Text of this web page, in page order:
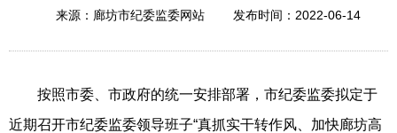
来源：廊坊市纪委监委网站 发布时间： 2022-06-14
按照市委、市政府的统一安排部署，市纪委监委拟定于
近期召开市纪委监委领导班子“真抓实干转作风、加快廊坊高